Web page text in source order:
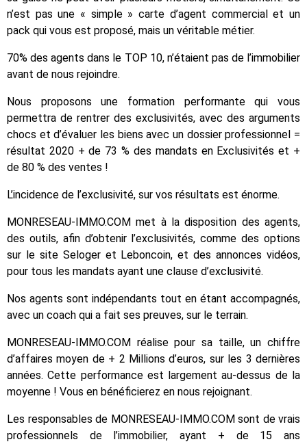
n’est pas une « simple » carte d’agent commercial et un
pack qui vous est proposé, mais un véritable métier.
70% des agents dans le TOP 10, n’étaient pas de l’immobilier
avant de nous rejoindre.
Nous proposons une formation performante qui vous
permettra de rentrer des exclusivités, avec des arguments
chocs et d’évaluer les biens avec un dossier professionnel =
résultat 2020 + de 73 % des mandats en Exclusivités et +
de 80 % des ventes !
L’incidence de l’exclusivité, sur vos résultats est énorme.
MONRESEAU-IMMO.COM met à la disposition des agents,
des outils, afin d’obtenir l’exclusivités, comme des options
sur le site Seloger et Leboncoin, et des annonces vidéos,
pour tous les mandats ayant une clause d’exclusivité.
Nos agents sont indépendants tout en étant accompagnés,
avec un coach qui a fait ses preuves, sur le terrain.
MONRESEAU-IMMO.COM réalise pour sa taille, un chiffre
d’affaires moyen de + 2 Millions d’euros, sur les 3 dernières
années. Cette performance est largement au-dessus de la
moyenne ! Vous en bénéficierez en nous rejoignant.
Les responsables de MONRESEAU-IMMO.COM sont de vrais
professionnels de l’immobilier, ayant + de 15 ans